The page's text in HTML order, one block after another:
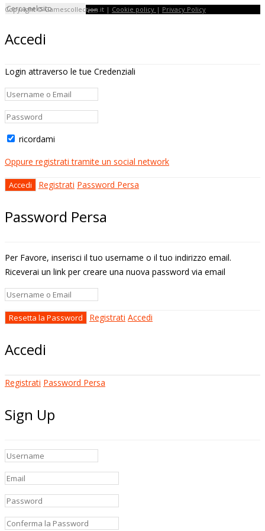
Copyright © Gamescollection.it | Cookie policy | Privacy Policy
Accedi
Login attraverso le tue Credenziali
ricordami
Oppure registrati tramite un social network
Registrati Password Persa
Password Persa
Per Favore, inserisci il tuo username o il tuo indirizzo email.
Riceverai un link per creare una nuova password via email
Registrati Accedi
Accedi
Registrati Password Persa
Sign Up